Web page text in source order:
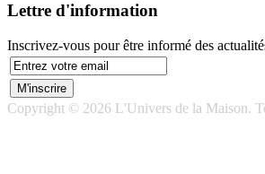
Lettre d'information
Inscrivez-vous pour être informé des
Copyright © 2026 L'Univers de la Maison.